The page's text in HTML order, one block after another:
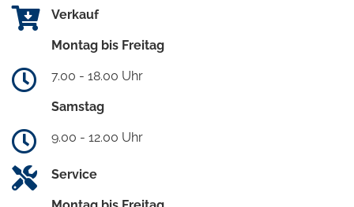
Verkauf
Montag bis Freitag
7.00 - 18.00 Uhr
Samstag
9.00 - 12.00 Uhr
Service